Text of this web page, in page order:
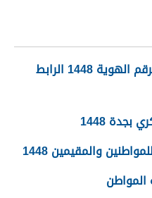
تحديث بيانات الصندوق العقاري برقم الهوية 1448 الرابط
1448
والمقيمين 1448